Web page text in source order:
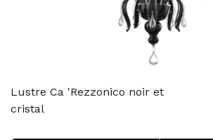
Lustre Ca 'Rezzonico noir et
cristal